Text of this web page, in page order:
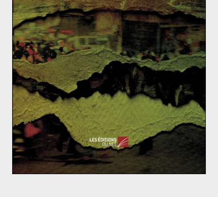
L’entrée tardive des femmes dans
l’Histoire française (1/2)
8 mars 2016 0